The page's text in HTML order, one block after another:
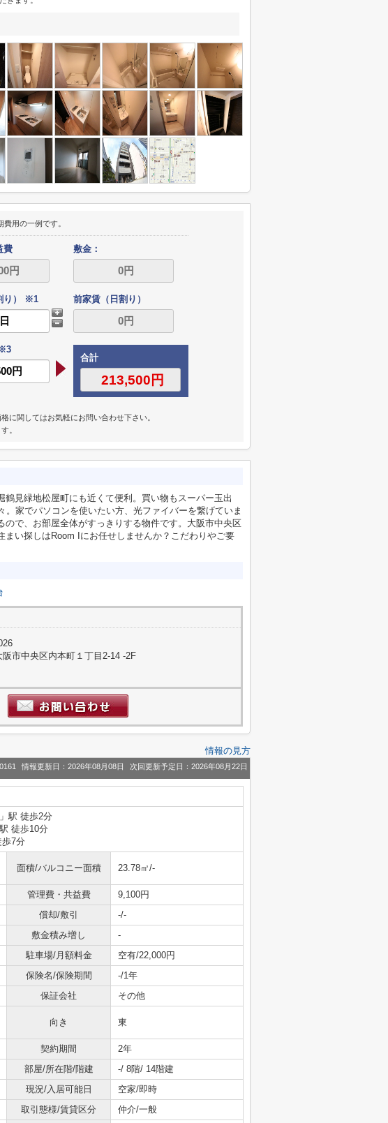
用の一例です。
費 敷金：
り） ※1 前家賃（日割り）
合計
に関してはお気軽にお問い合わせ下さい。
。
鶴見緑地松屋町にも近くて便利。買い物もスーパー玉出
。家でパソコンを使いたい方、光ファイバーを繋げていま
ので、お部屋全体がすっきりする物件です。大阪市中央区
まい探しはRoom Iにお任せしませんか？こだわりやご要
阪市中央区内本町１丁目2-14 -2F
情報の見方
情報更新日：2026年08月08日 次回更新予定日：2026年08月22日
」駅 徒歩2分
徒歩10分
歩7分
面積/バルコニー面積 23.78㎡/-
管理費・共益費
9,100円
償却/敷引
-/-
敷金積み増し
-
駐車場/月額料金
空有/22,000円
保険名/保険期間
-/1年
保証会社 その他
向き 東
契約期間
2年
部屋/所在階/階建
-/ 8階/ 14階建
現況/入居可能日
空家/即時
取引態様/賃貸区分
仲介/一般